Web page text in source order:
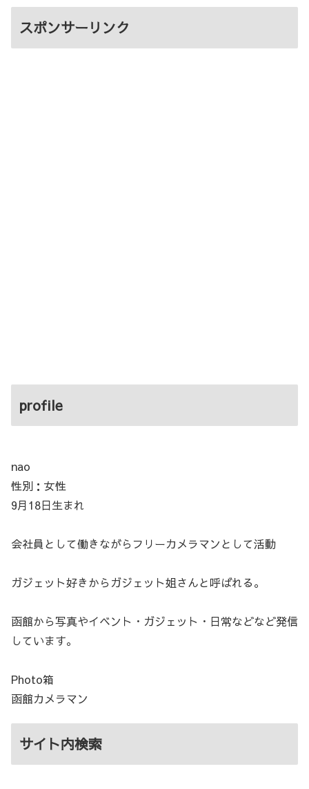
スポンサーリンク
profile
nao
性別：女性
9月18日生まれ
会社員として働きながらフリーカメラマンとして活動
ガジェット好きからガジェット姐さんと呼ばれる。
函館から写真やイベント・ガジェット・日常などなど発信
しています。
Photo箱
函館カメラマン
サイト内検索